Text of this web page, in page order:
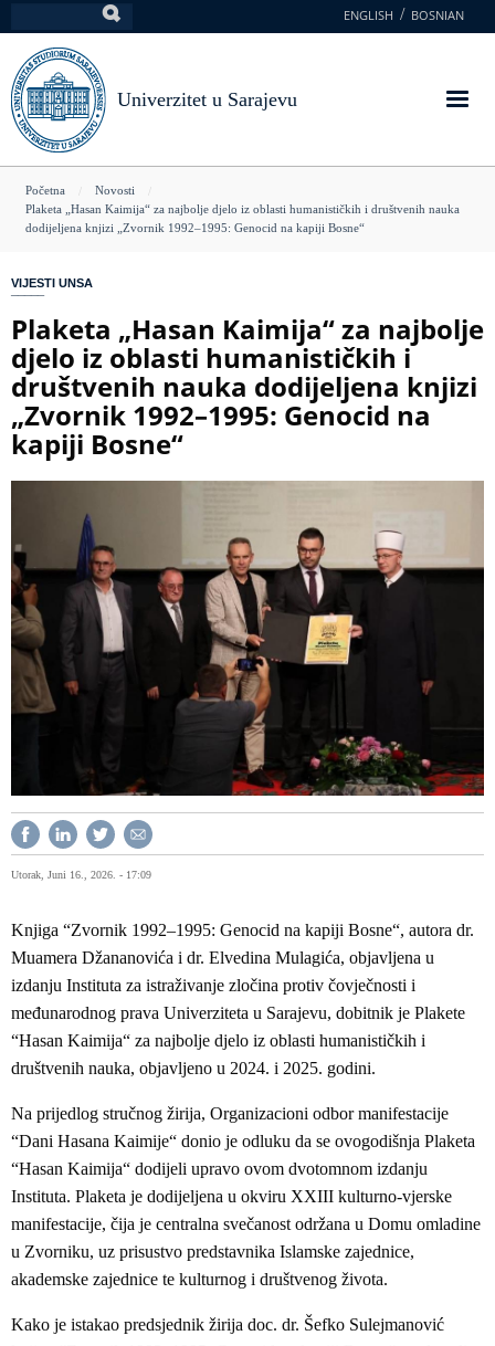
na
glavni
sadržaj
ENGLISH BOSNIAN
Univerzitet u Sarajevu
You
are
Početna
Novosti
Plaketa „Hasan Kaimija“ za najbolje djelo iz oblasti humanističkih i društvenih nauka
dodijeljena knjizi „Zvornik 1992–1995: Genocid na kapiji Bosne“
VIJESTI UNSA
Plaketa „Hasan Kaimija“ za najbolje
djelo iz oblasti humanističkih i
društvenih nauka dodijeljena knjizi
„Zvornik 1992–1995: Genocid na
kapiji Bosne“
Utorak, Juni 16., 2026. - 17:09
Knjiga “Zvornik 1992–1995: Genocid na kapiji Bosne“, autora dr.
Muamera Džananovića i dr. Elvedina Mulagića, objavljena u
izdanju Instituta za istraživanje zločina protiv čovječnosti i
međunarodnog prava Univerziteta u Sarajevu, dobitnik je Plakete
“Hasan Kaimija“ za najbolje djelo iz oblasti humanističkih i
društvenih nauka, objavljeno u 2024. i 2025. godini.
Na prijedlog stručnog žirija, Organizacioni odbor manifestacije
“Dani Hasana Kaimije“ donio je odluku da se ovogodišnja Plaketa
“Hasan Kaimija“ dodijeli upravo ovom dvotomnom izdanju
Instituta. Plaketa je dodijeljena u okviru XXIII kulturno-vjerske
manifestacije, čija je centralna svečanost održana u Domu omladine
u Zvorniku, uz prisustvo predstavnika Islamske zajednice,
akademske zajednice te kulturnog i društvenog života.
Kako je istakao predsjednik žirija doc. dr. Šefko Sulejmanović